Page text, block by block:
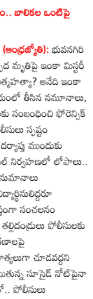
బాలికల ఒంటిపై
భువనగిరి
మృతిపై ఇంకా మిస్టరీ
అనేది ఇంకా
తీసిన నమూనాలు,
సంబంధించి ఫోరెన్సిక్‌
స్పష్టం
ముందుకు
నిర్వహణలో లోపాలు..
సంచలనం
పోలీసులకు
చూడవద్దని
సూసైడ్‌ నోట్‌పైనా
పోలీసులు